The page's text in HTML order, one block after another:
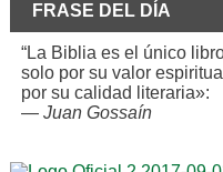
FRASE DEL DÍA
“La Biblia es el único
solo por su valor
por su calidad literaria»:
— Juan Gossaín